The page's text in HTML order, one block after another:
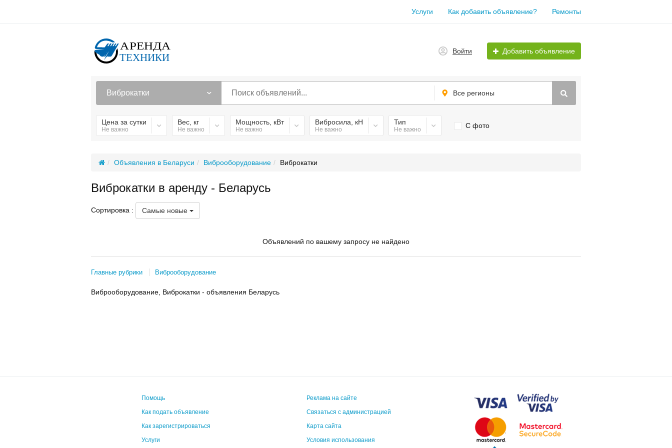
Услуги Как добавить объявление? Ремонты
Войти Добавить объявление
Виброкатки Все регионы
Цена за сутки
Не важно
Вес, кг
Не важно
Мощность, кВт
Не важно
Вибросила, кН
Не важно
Тип
Не важно С фото
Объявления в Беларуси Виброоборудование Виброкатки
Виброкатки в аренду - Беларусь
Сортировка : Самые новые
Объявлений по вашему запросу не найдено
Главные рубрики Виброоборудование
Виброоборудование, Виброкатки - объявления Беларусь
Помощь
Как подать объявление
Как зарегистрироваться
Услуги
Реклама на сайте
Связаться с администрацией
Карта сайта
Условия использования